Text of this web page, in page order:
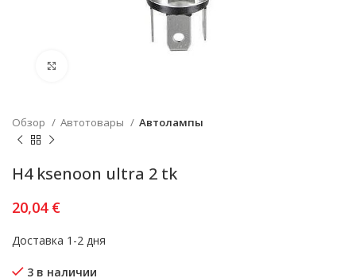
Обзор Автотовары Автолампы
H4 ksenoon ultra 2 tk
20,04 €
Доставка 1-2 дня
3 в наличии